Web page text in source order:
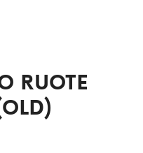
RUOTE